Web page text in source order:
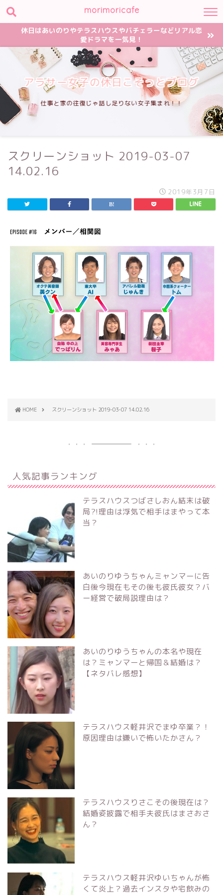
morimoricafe
休日はあいのりやテラスハウスやバチェラーなどリアル恋
愛ドラマを一気見！
アラサー女子の休日こそっとブログ
仕事と家の往復じゃ話し足りない女子集まれ！！
スクリーンショット 2019-03-07
14.02.16
2019年3月7日
HOME スクリーンショット 2019-03-07 14.02.16
人気記事ランキング
テラスハウスつばさしおん結末は破
局?!理由は浮気で相手はまやって本
当？
あいのりゆうちゃんミャンマーに告
白後今現在もその後も彼氏彼女？バ
ー経営で破局説理由は？
あいのりゆうちゃんの本名や現在
は？ミャンマーと帰国＆結婚は？
【ネタバレ感想】
テラスハウス軽井沢でまゆ卒業？！
原因理由は嫌いで怖いたかさん？
テラスハウスりさこその後現在は？
結婚姿披露で相手夫彼氏はまさおさ
ん？
テラスハウス軽井沢ゆいちゃんが怖
くて炎上？過去インスタや宅飲みの